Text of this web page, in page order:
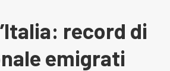
record di
emigrati